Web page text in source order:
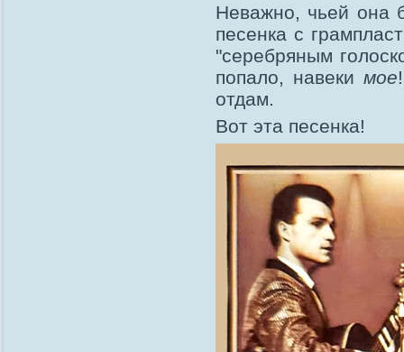
Неважно, чьей она
песенка с
"серебряным
попало, навеки мое
отдам.
Вот эта песенка!